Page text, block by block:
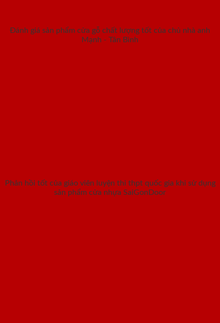
Đánh giá sản phẩm cửa gỗ chất lượng tốt của chủ nhà anh
Mạnh - Tân Bình
Phản hồi tốt của giáo viên luyện thi thpt quốc gia khi sử dụng
sản phẩm cửa nhựa SaiGonDoor